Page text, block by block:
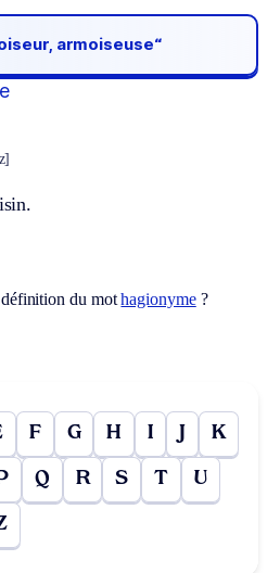
armoiseuse“
définition du mothagionyme?
F G H I J K
Q R S T U